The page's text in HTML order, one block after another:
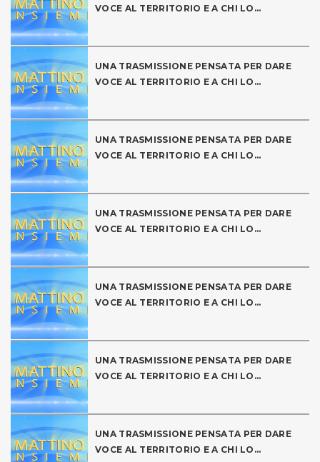
VOCE AL TERRITORIO E A CHI LO...
UNA TRASMISSIONE PENSATA PER DARE
VOCE AL TERRITORIO E A CHI LO...
UNA TRASMISSIONE PENSATA PER DARE
VOCE AL TERRITORIO E A CHI LO...
UNA TRASMISSIONE PENSATA PER DARE
VOCE AL TERRITORIO E A CHI LO...
UNA TRASMISSIONE PENSATA PER DARE
VOCE AL TERRITORIO E A CHI LO...
UNA TRASMISSIONE PENSATA PER DARE
VOCE AL TERRITORIO E A CHI LO...
UNA TRASMISSIONE PENSATA PER DARE
VOCE AL TERRITORIO E A CHI LO...